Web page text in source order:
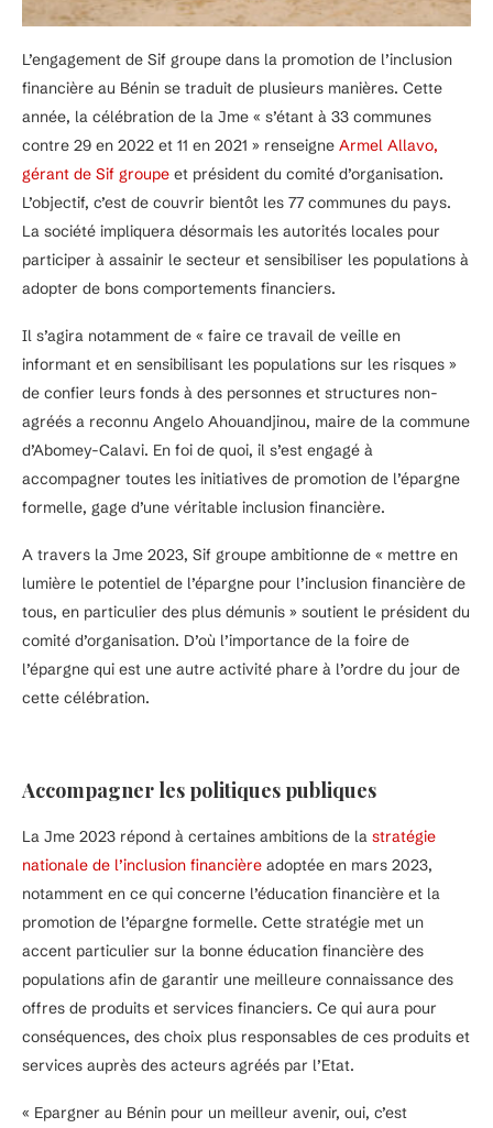
L’engagement de Sif groupe dans la promotion de l’inclusion
financière au Bénin se traduit de plusieurs manières. Cette
année, la célébration de la Jme « s’étant à 33 communes
contre 29 en 2022 et 11 en 2021 » renseigne Armel Allavo,
gérant de Sif groupe et président du comité d’organisation.
L’objectif, c’est de couvrir bientôt les 77 communes du pays.
La société impliquera désormais les autorités locales pour
participer à assainir le secteur et sensibiliser les populations à
adopter de bons comportements financiers.
Il s’agira notamment de « faire ce travail de veille en
informant et en sensibilisant les populations sur les risques »
de confier leurs fonds à des personnes et structures non-
agréés a reconnu Angelo Ahouandjinou, maire de la commune
d’Abomey-Calavi. En foi de quoi, il s’est engagé à
accompagner toutes les initiatives de promotion de l’épargne
formelle, gage d’une véritable inclusion financière.
A travers la Jme 2023, Sif groupe ambitionne de « mettre en
lumière le potentiel de l’épargne pour l’inclusion financière de
tous, en particulier des plus démunis » soutient le président du
comité d’organisation. D’où l’importance de la foire de
l’épargne qui est une autre activité phare à l’ordre du jour de
cette célébration.
Accompagner les politiques publiques
La Jme 2023 répond à certaines ambitions de la stratégie
nationale de l’inclusion financière adoptée en mars 2023,
notamment en ce qui concerne l’éducation financière et la
promotion de l’épargne formelle. Cette stratégie met un
accent particulier sur la bonne éducation financière des
populations afin de garantir une meilleure connaissance des
offres de produits et services financiers. Ce qui aura pour
conséquences, des choix plus responsables de ces produits et
services auprès des acteurs agréés par l’Etat.
« Epargner au Bénin pour un meilleur avenir, oui, c’est